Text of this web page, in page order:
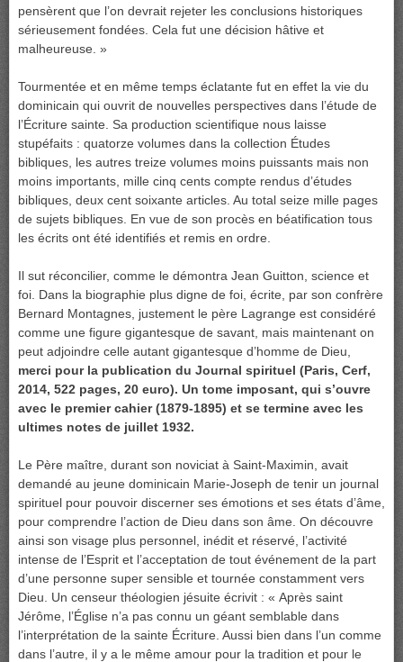
pensèrent que l’on devrait rejeter les conclusions historiques
sérieusement fondées. Cela fut une décision hâtive et
malheureuse. »
Tourmentée et en même temps éclatante fut en effet la vie du
dominicain qui ouvrit de nouvelles perspectives dans l’étude de
l’Écriture sainte. Sa production scientifique nous laisse
stupéfaits : quatorze volumes dans la collection Études
bibliques, les autres treize volumes moins puissants mais non
moins importants, mille cinq cents compte rendus d’études
bibliques, deux cent soixante articles. Au total seize mille pages
de sujets bibliques. En vue de son procès en béatification tous
les écrits ont été identifiés et remis en ordre.
Il sut réconcilier, comme le démontra Jean Guitton, science et
foi. Dans la biographie plus digne de foi, écrite, par son confrère
Bernard Montagnes, justement le père Lagrange est considéré
comme une figure gigantesque de savant, mais maintenant on
peut adjoindre celle autant gigantesque d’homme de Dieu,
merci pour la publication du Journal spirituel (Paris, Cerf,
2014, 522 pages, 20 euro). Un tome imposant, qui s’ouvre
avec le premier cahier (1879-1895) et se termine avec les
ultimes notes de juillet 1932.
Le Père maître, durant son noviciat à Saint-Maximin, avait
demandé au jeune dominicain Marie-Joseph de tenir un journal
spirituel pour pouvoir discerner ses émotions et ses états d’âme,
pour comprendre l’action de Dieu dans son âme. On découvre
ainsi son visage plus personnel, inédit et réservé, l’activité
intense de l’Esprit et l’acceptation de tout événement de la part
d’une personne super sensible et tournée constamment vers
Dieu. Un censeur théologien jésuite écrivit : « Après saint
Jérôme, l’Église n’a pas connu un géant semblable dans
l’interprétation de la sainte Écriture. Aussi bien dans l’un comme
dans l’autre, il y a le même amour pour la tradition et pour le